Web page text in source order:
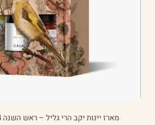
מארז יינות יקב הרי גליל – ראש השנה 2024 | צילום: עוז אוחיון